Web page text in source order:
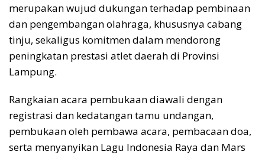
merupakan wujud dukungan terhadap pembinaan
dan pengembangan olahraga, khususnya cabang
tinju, sekaligus komitmen dalam mendorong
peningkatan prestasi atlet daerah di Provinsi
Lampung.
Rangkaian acara pembukaan diawali dengan
registrasi dan kedatangan tamu undangan,
pembukaan oleh pembawa acara, pembacaan doa,
serta menyanyikan Lagu Indonesia Raya dan Mars